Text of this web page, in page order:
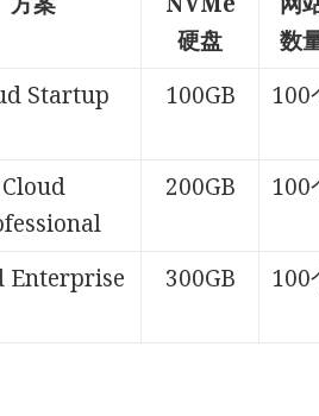
硬盘
数
Startup
100GB 100
Cloud
200GB 100
Enterprise 300GB 100